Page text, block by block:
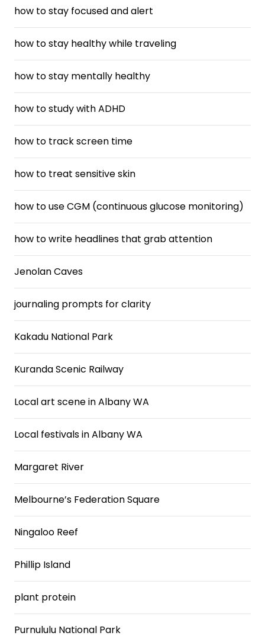
how to stay focused and alert
how to stay healthy while traveling
how to stay mentally healthy
how to study with ADHD
how to track screen time
how to treat sensitive skin
how to use CGM (continuous glucose monitoring)
how to write headlines that grab attention
Jenolan Caves
journaling prompts for clarity
Kakadu National Park
Kuranda Scenic Railway
Local art scene in Albany WA
Local festivals in Albany WA
Margaret River
Melbourne’s Federation Square
Ningaloo Reef
Phillip Island
plant protein
Purnululu National Park